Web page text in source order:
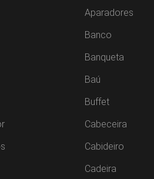
Aparadores
Banco
Banqueta
Baú
Buffet
Cabeceira
Cabideiro
Cadeira